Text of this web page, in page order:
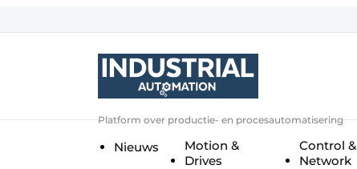
Algemene voorwaarden
Contact
Platform over productie- en procesautomatisering
Nieuws
Motion &
Drives
Control &
Network